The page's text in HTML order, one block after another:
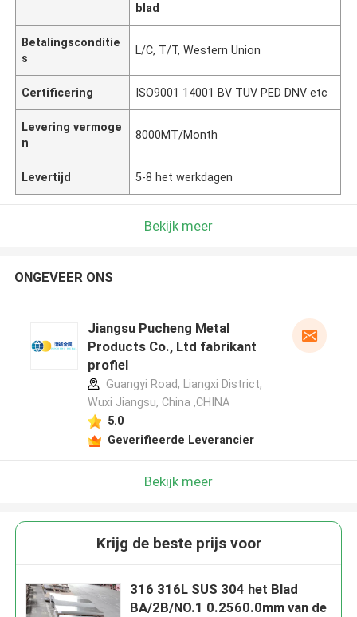
blad
Betalingsconditie
s
L/C, T/T, Western Union
Certificering ISO9001 14001 BV TUV PED DNV etc
Levering vermoge
n
8000MT/Month
Levertijd 5-8 het werkdagen
Bekijk meer
ONGEVEER ONS
Jiangsu Pucheng Metal
Products Co., Ltd fabrikant
profiel
Guangyi Road, Liangxi District,
Wuxi Jiangsu, China ,CHINA
5.0
Geverifieerde Leverancier
Bekijk meer
Krijg de beste prijs voor
316 316L SUS 304 het Blad
BA/2B/NO.1 0.2560.0mm van de